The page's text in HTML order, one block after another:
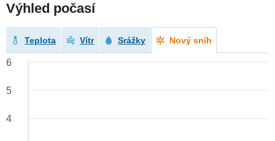
Výhled počasí
Teplota Vítr Srážky Nový sníh
6
5
4